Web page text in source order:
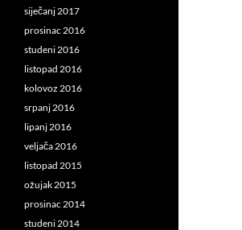
siječanj 2017
prosinac 2016
studeni 2016
listopad 2016
kolovoz 2016
srpanj 2016
lipanj 2016
veljača 2016
listopad 2015
ožujak 2015
prosinac 2014
studeni 2014